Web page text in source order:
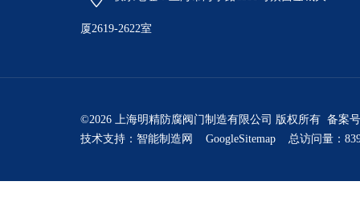
厦2619-2622室
©2026 上海明精防腐阀门制造有限公司 版权所有 备案
技术支持： 智能制造网 GoogleSitemap 总访问量：